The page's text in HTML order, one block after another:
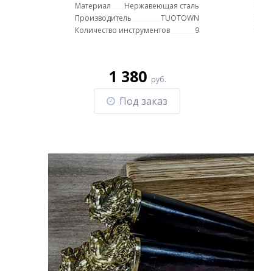
Материал
Нержавеющая сталь
Производитель
TUOTOWN
Количество инструментов
9
1 380 руб.
Под заказ